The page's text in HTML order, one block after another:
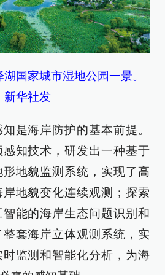
国家城市湿地公园一景。
新华社发
是海岸防护的基本前提。
知技术，研发出一种基于
地貌监测系统，实现了高
地貌变化连续观测；探索
能的海岸生态问题识别和
套海岸立体观测系统，实
监测和智能化分析，为海